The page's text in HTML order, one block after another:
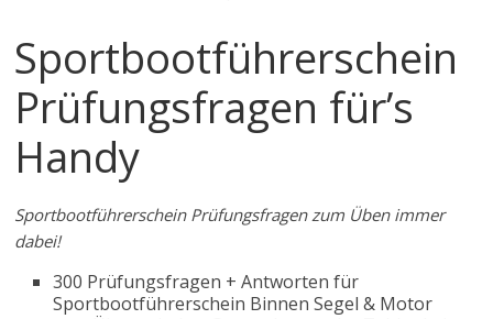
Sportbootführerschein
Prüfungsfragen für’s
Handy
Sportbootführerschein Prüfungsfragen zum Üben immer
dabei!
300 Prüfungsfragen + Antworten für
Sportbootführerschein Binnen Segel & Motor